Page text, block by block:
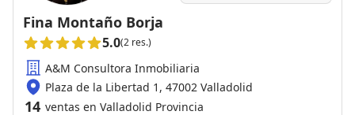
Fina Montaño Borja
5.0(2 res.)
A&M Consultora Inmobiliaria
Plaza de la Libertad 1, 47002 Valladolid
14 ventas en Valladolid Provincia